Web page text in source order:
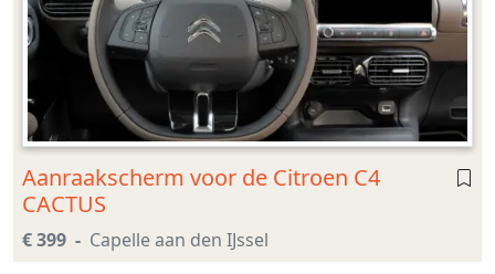
Aanraakscherm voor de Citroen C4
CACTUS
€ 399 Capelle aan den IJssel